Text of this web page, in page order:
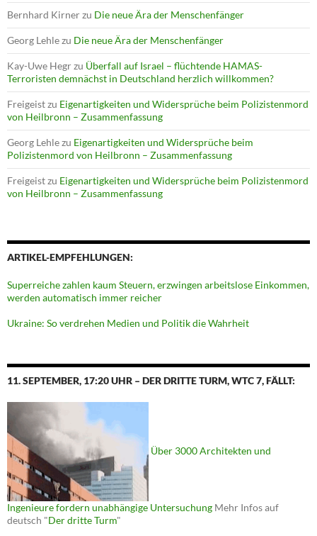
Bernhard Kirnerzu Die neue Ära der Menschenfänger
Georg Lehlezu Die neue Ära der Menschenfänger
Kay-Uwe Hegrzu Überfall auf Israel – flüchtende HAMAS-
Terroristen demnächst in Deutschland herzlich willkommen?
Freigeistzu Eigenartigkeiten und Widersprüche beim Polizistenmord
von Heilbronn – Zusammenfassung
Georg Lehlezu Eigenartigkeiten und Widersprüche beim
Polizistenmord von Heilbronn – Zusammenfassung
Freigeistzu Eigenartigkeiten und Widersprüche beim Polizistenmord
von Heilbronn – Zusammenfassung
ARTIKEL-EMPFEHLUNGEN:
Superreiche zahlen kaum Steuern, erzwingen arbeitslose Einkommen,
werden automatisch immer reicher
Ukraine: So verdrehen Medien und Politik die Wahrheit
11. SEPTEMBER, 17:20 UHR – DER DRITTE TURM, WTC 7, FÄLLT:
Über 3000 Architekten und
Ingenieure fordern unabhängige Untersuchung Mehr Infos auf
deutsch "Der dritte Turm"